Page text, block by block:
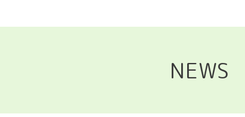
NEWS